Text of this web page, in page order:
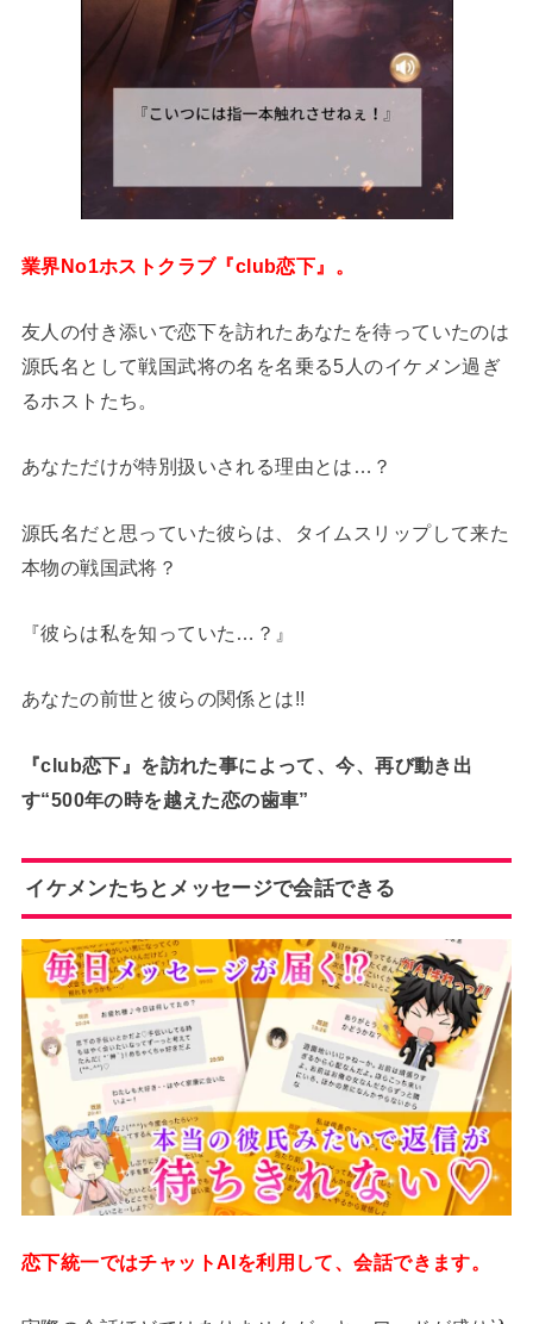
業界No1ホストクラブ『club恋下』。
友人の付き添いで恋下を訪れたあなたを待っていたのは
源氏名として戦国武将の名を名乗る5人のイケメン過ぎ
るホストたち。
あなただけが特別扱いされる理由とは…？
源氏名だと思っていた彼らは、タイムスリップして来た
本物の戦国武将？
『彼らは私を知っていた…？』
あなたの前世と彼らの関係とは!!
『club恋下』を訪れた事によって、今、再び動き出
す“500年の時を越えた恋の歯車”
イケメンたちとメッセージで会話できる
恋下統一ではチャットAIを利用して、会話できます。